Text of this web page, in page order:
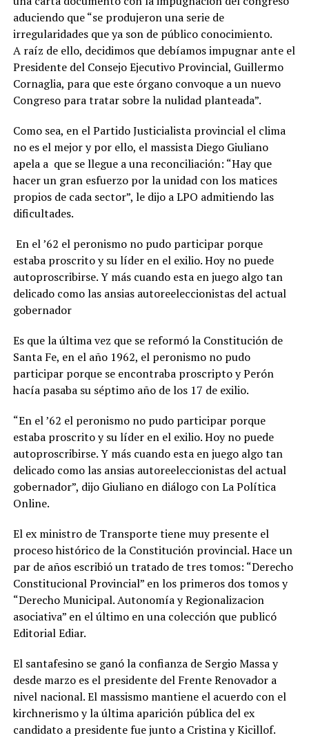
aduciendo que “se produjeron una serie de
irregularidades que ya son de público conocimiento.
A raíz de ello, decidimos que debíamos impugnar ante el
Presidente del Consejo Ejecutivo Provincial, Guillermo
Cornaglia, para que este órgano convoque a un nuevo
Congreso para tratar sobre la nulidad planteada”.
Como sea, en el Partido Justicialista provincial el clima
no es el mejor y por ello, el massista Diego Giuliano
apela a que se llegue a una reconciliación: “Hay que
hacer un gran esfuerzo por la unidad con los matices
propios de cada sector”, le dijo a LPO admitiendo las
dificultades.
En el ’62 el peronismo no pudo participar porque
estaba proscrito y su líder en el exilio. Hoy no puede
autoproscribirse. Y más cuando esta en juego algo tan
delicado como las ansias autoreeleccionistas del actual
gobernador
Es que la última vez que se reformó la Constitución de
Santa Fe, en el año 1962, el peronismo no pudo
participar porque se encontraba proscripto y Perón
hacía pasaba su séptimo año de los 17 de exilio.
“En el ’62 el peronismo no pudo participar porque
estaba proscrito y su líder en el exilio. Hoy no puede
autoproscribirse. Y más cuando esta en juego algo tan
delicado como las ansias autoreeleccionistas del actual
gobernador”, dijo Giuliano en diálogo con La Política
Online.
El ex ministro de Transporte tiene muy presente el
proceso histórico de la Constitución provincial. Hace un
par de años escribió un tratado de tres tomos: “Derecho
Constitucional Provincial” en los primeros dos tomos y
“Derecho Municipal. Autonomía y Regionalizacion
asociativa” en el último en una colección que publicó
Editorial Ediar.
El santafesino se ganó la confianza de Sergio Massa y
desde marzo es el presidente del Frente Renovador a
nivel nacional. El massismo mantiene el acuerdo con el
kirchnerismo y la última aparición pública del ex
candidato a presidente fue junto a Cristina y Kicillof.